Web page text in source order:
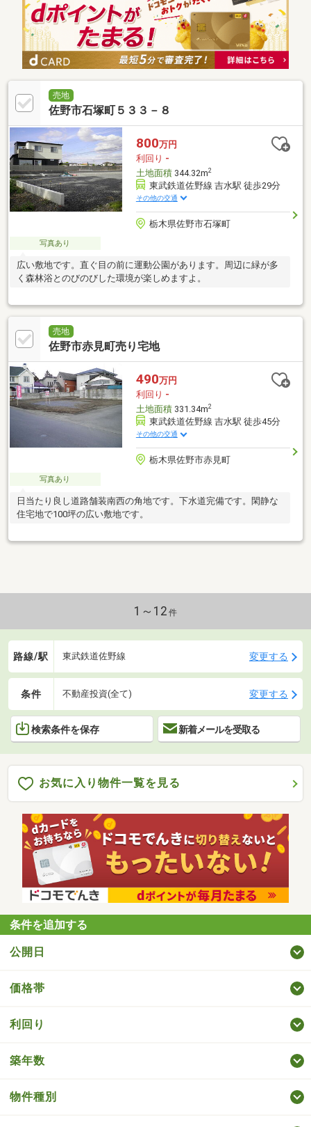
売地
佐野市石塚町５３３－８
800万円
利回り -
土地面積344.32m2
東武鉄道佐野線 吉水駅 徒歩29分
その他の交通
栃木県佐野市石塚町
写真あり
広い敷地です。直ぐ目の前に運動公園があります。周辺に緑が多
く森林浴とのびのびした環境が楽しめますよ。
売地
佐野市赤見町売り宅地
490万円
利回り -
土地面積331.34m2
東武鉄道佐野線 吉水駅 徒歩45分
その他の交通
栃木県佐野市赤見町
写真あり
日当たり良し道路舗装南西の角地です。下水道完備です。閑静な
住宅地で100坪の広い敷地です。
1～12 件
路線/駅 東武鉄道佐野線 変更する
条件 不動産投資(全て) 変更する
検索条件を保存 新着メールを受取る
お気に入り物件一覧を見る
条件を追加する
公開日
価格帯
利回り
築年数
物件種別